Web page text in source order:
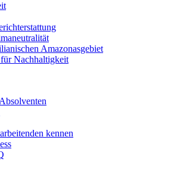
Amazonasgebiet
Nachhaltigkeit
kennen